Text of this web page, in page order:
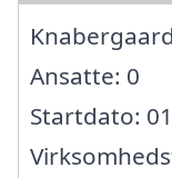
Ansatte: 0
Startdato: